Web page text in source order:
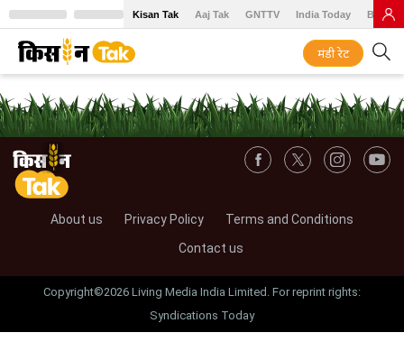
Kisan Tak Aaj Tak GNTTV India Today BT
मंडी रेट
About us Privacy Policy
Terms and Conditions
Contact us
Copyright©2026 Living Media India Limited. For reprint rights:
Syndications Today